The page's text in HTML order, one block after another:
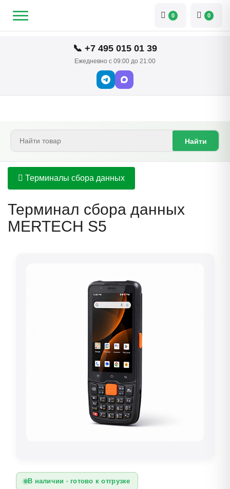
📞 +7 495 015 01 39
Ежедневно с 09:00 до 21:00
0 0
Найти
Терминалы сбора данных
Терминал сбора данных
MERTECH S5
В наличии · готово к отгрузке